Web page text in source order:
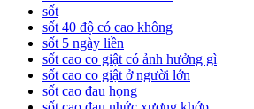
sốt
sốt 40 độ có cao không
sốt 5 ngày liền
sốt cao co giật có ảnh hưởng gì
sốt cao co giật ở người lớn
sốt cao đau họng